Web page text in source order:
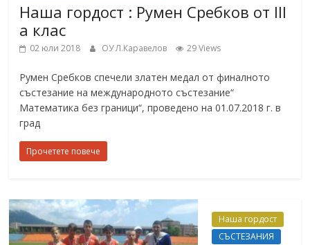
Наша гордост : Румен Сребков от III
а клас
02 юли 2018 ОУ Л.Каравелов 29 Views
Румен Сребков спечели златен медал от финалното
състезание на международното състезание“
Математика без граници“, проведено на 01.07.2018 г. в
град
Прочетете повече
Наша гордост
СЪСТЕЗАНИЯ